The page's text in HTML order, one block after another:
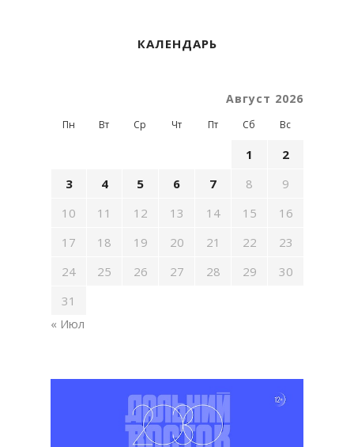
КАЛЕНДАРЬ
Август 2026
Пн Вт Ср Чт Пт Сб Вс
1
2
3
4 5 6 7 8
9
10
11 12 13 14 15
16
17
18 19 20 21 22
23
24
25 26 27 28 29
30
31
« Июл